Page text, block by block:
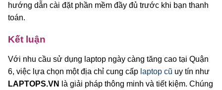
hướng dẫn cài đặt phần mềm đầy đủ trước khi bạn thanh
toán.
Kết luận
Với nhu cầu sử dụng laptop ngày càng tăng cao tại Quận
6, việc lựa chọn một địa chỉ cung cấp laptop cũ uy tín như
LAPTOPS.VN
là giải pháp thông minh và tiết kiệm. Chúng